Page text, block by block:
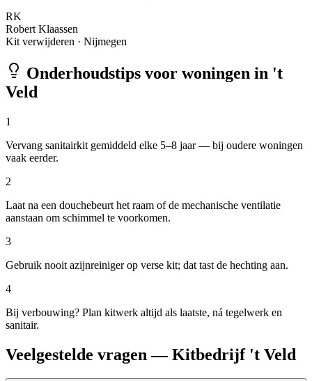
RK
Robert Klaassen
Kit verwijderen · Nijmegen
Onderhoudstips voor woningen in 't
Veld
1
Vervang sanitairkit gemiddeld elke 5–8 jaar — bij oudere woningen
vaak eerder.
2
Laat na een douchebeurt het raam of de mechanische ventilatie
aanstaan om schimmel te voorkomen.
3
Gebruik nooit azijnreiniger op verse kit; dat tast de hechting aan.
4
Bij verbouwing? Plan kitwerk altijd als laatste, ná tegelwerk en
sanitair.
Veelgestelde vragen — Kitbedrijf 't Veld